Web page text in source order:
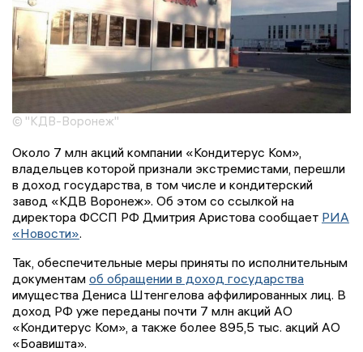
© "КДВ-Воронеж"
Около 7 млн акций компании «Кондитерус Ком»,
владельцев которой признали экстремистами, перешли
в доход государства, в том числе и кондитерский
завод «КДВ Воронеж». Об этом со ссылкой на
директора ФССП РФ Дмитрия Аристова сообщает РИА
«Новости».
Так, обеспечительные меры приняты по исполнительным
документам об обращении в доход государства
имущества Дениса Штенгелова аффилированных лиц. В
доход РФ уже переданы почти 7 млн акций АО
«Кондитерус Ком», а также более 895,5 тыс. акций АО
«Боавишта».